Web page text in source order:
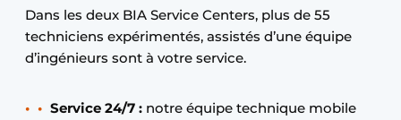
Dans les deux BIA Service Centers, plus de 55
techniciens expérimentés, assistés d’une équipe
d’ingénieurs sont à votre service.
Service 24/7 : notre équipe technique mobile